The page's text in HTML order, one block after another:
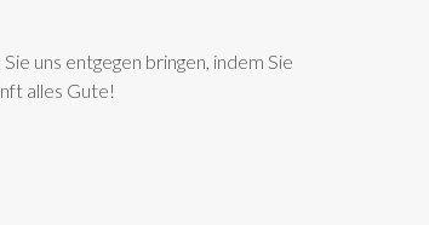
uns entgegen bringen, indem Sie
alles Gute!